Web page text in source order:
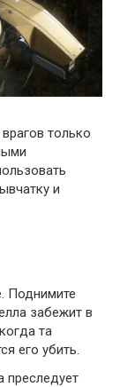
только
и
Поднимите
забежит в
та
его убить.
преследует